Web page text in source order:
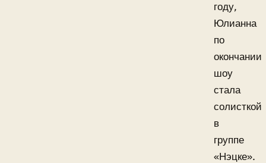
году,
Юлианна
по
окончании
шоу
стала
солисткой
в
группе
«Нэцке».